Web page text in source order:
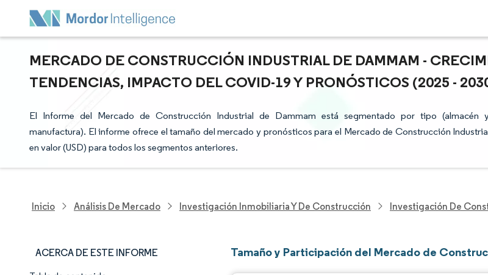
MERCADO DE CONSTRUCCIÓN INDUSTRIAL DE DAMMAM -
TENDENCIAS, IMPACTO DEL COVID-19 Y PRONÓSTICOS (2025 -
El Informe del Mercado de Construcción Industrial de Dammam está segmentado por tipo (almacén
manufactura). El informe ofrece el tamaño del mercado y pronósticos para el Mercado de Construcción
en valor (USD) para todos los segmentos anteriores.
Inicio Análisis De Mercado Investigación Inmobiliaria Y De Construcción Investigación De
ACERCA DE ESTE INFORME Tamaño y Participación del Mercado de